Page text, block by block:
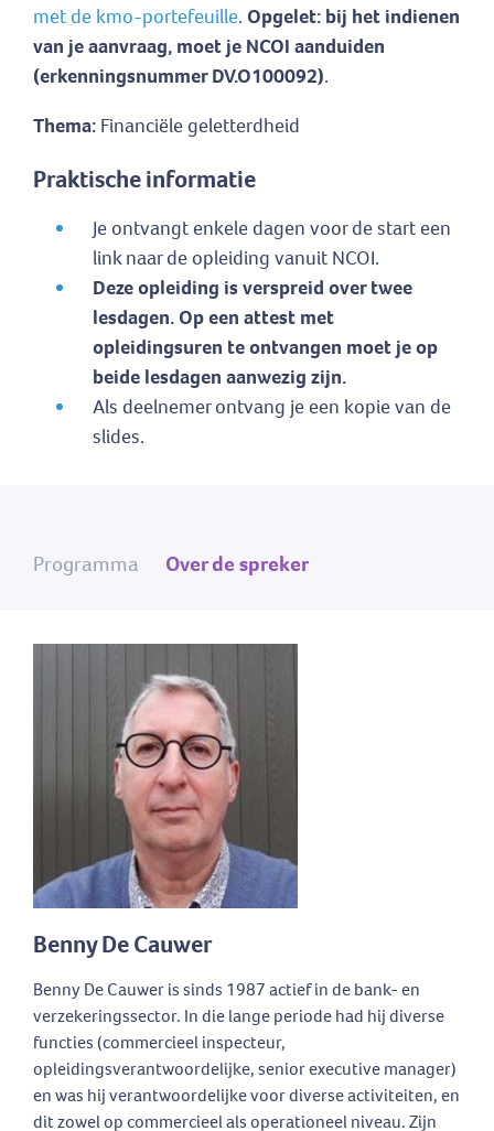
met de kmo-portefeuille. Opgelet: bij het indienen
van je aanvraag, moet je NCOI aanduiden
(erkenningsnummer DV.O100092).
Thema: Financiële geletterdheid
Praktische informatie
Je ontvangt enkele dagen voor de start een
link naar de opleiding vanuit NCOI.
Deze opleiding is verspreid over twee
lesdagen. Op een attest met
opleidingsuren te ontvangen moet je op
beide lesdagen aanwezig zijn.
Als deelnemer ontvang je een kopie van de
slides.
Programma Over de spreker
Benny De Cauwer
Benny De Cauwer is sinds 1987 actief in de bank- en
verzekeringssector. In die lange periode had hij diverse
functies (commercieel inspecteur,
opleidingsverantwoordelijke, senior executive manager)
en was hij verantwoordelijke voor diverse activiteiten, en
dit zowel op commercieel als operationeel niveau. Zijn